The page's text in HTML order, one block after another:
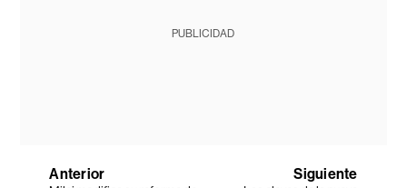
PUBLICIDAD
Anterior Siguiente